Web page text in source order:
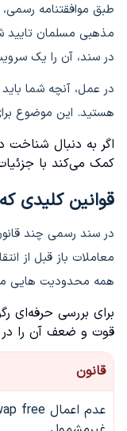
طبق موافقتنامه
مذهبی مسلمان تایید
در سند، آن را یک
در عمل، آنچه شما
هستید. این موضوع
اگر به دنبال
کمک می‌کند با
قوانین کلیدی
در سند رسمی چند
همه محدودیت هایی
برای بررسی حرفه‌ای
قوت و ضعف آن را در
قانون